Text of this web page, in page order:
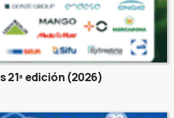
21ª edición (2026)